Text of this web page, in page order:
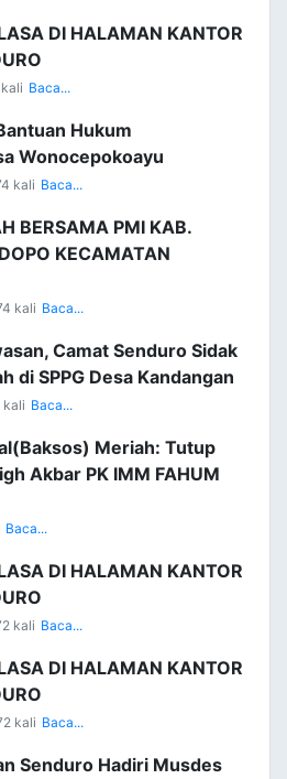
DI HALAMAN KANTOR
Baca...
Hukum
Wonocepokoayu
kali Baca...
BERSAMA PMI KAB.
KECAMATAN
kali Baca...
Camat Senduro Sidak
di SPPG Desa Kandangan
kali Baca...
Meriah: Tutup
Akbar PK IMM FAHUM
Baca...
DI HALAMAN KANTOR
kali Baca...
DI HALAMAN KANTOR
kali Baca...
Senduro Hadiri Musdes